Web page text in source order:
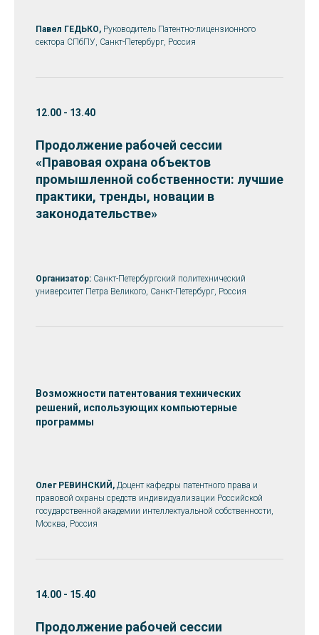
Павел ГЕДЬКО, Руководитель Патентно-лицензионного
сектора СПбПУ, Санкт-Петербург, Россия
12.00 - 13.40
Продолжение рабочей сессии
«Правовая охрана объектов
промышленной собственности: лучшие
практики, тренды, новации в
законодательстве»
Организатор: Санкт-Петербургский политехнический
университет Петра Великого, Санкт-Петербург, Россия
Возможности патентования технических
решений, использующих компьютерные
программы
Олег РЕВИНСКИЙ, Доцент кафедры патентного права и
правовой охраны средств индивидуализации Российской
государственной академии интеллектуальной собственности,
Москва, Россия
14.00 - 15.40
Продолжение рабочей сессии